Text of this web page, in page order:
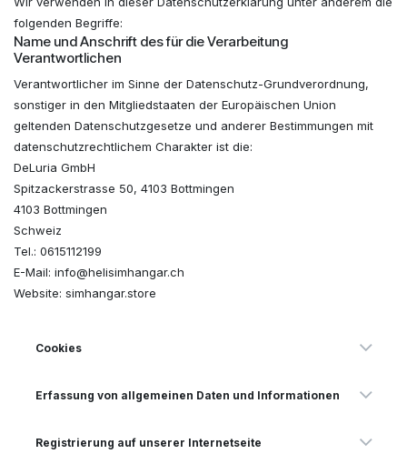
folgenden Begriffe:
Name und Anschrift des für die Verarbeitung
Verantwortlichen
Verantwortlicher im Sinne der Datenschutz-Grundverordnung,
sonstiger in den Mitgliedstaaten der Europäischen Union
geltenden Datenschutzgesetze und anderer Bestimmungen mit
datenschutzrechtlichem Charakter ist die:
DeLuria GmbH
Spitzackerstrasse 50, 4103 Bottmingen
4103 Bottmingen
Schweiz
Tel.: 0615112199
E-Mail: info@helisimhangar.ch
Website: simhangar.store
Cookies
Erfassung von allgemeinen Daten und Informationen
Registrierung auf unserer Internetseite